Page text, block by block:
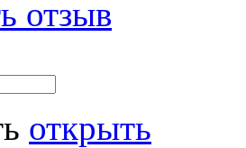
отзыв
открыть